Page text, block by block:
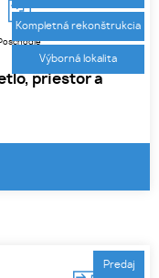
priestor a
Kompletná rekonštrukcia
Výborná lokalita
Predaj